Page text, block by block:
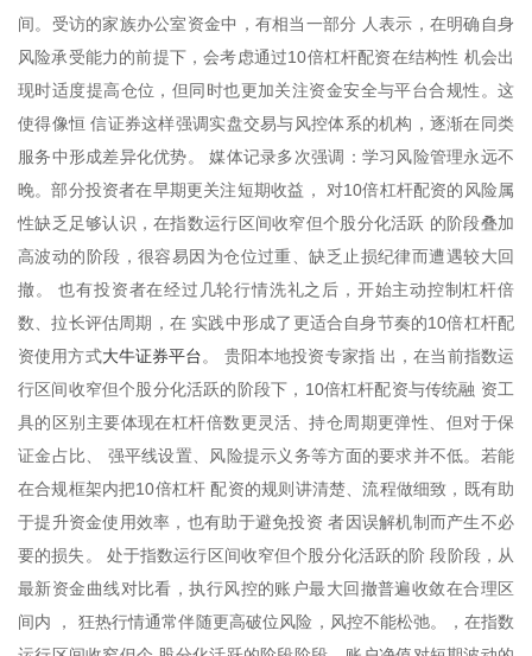
间。受访的家族办公室资金中，有相当一部分 人表示，在明确自身
风险承受能力的前提下，会考虑通过10倍杠杆配资在结构性 机会出
现时适度提高仓位，但同时也更加关注资金安全与平台合规性。这
使得像恒 信证券这样强调实盘交易与风控体系的机构，逐渐在同类
服务中形成差异化优势。 媒体记录多次强调：学习风险管理永远不
晚。部分投资者在早期更关注短期收益， 对10倍杠杆配资的风险属
性缺乏足够认识，在指数运行区间收窄但个股分化活跃 的阶段叠加
高波动的阶段，很容易因为仓位过重、缺乏止损纪律而遭遇较大回
撤。 也有投资者在经过几轮行情洗礼之后，开始主动控制杠杆倍
数、拉长评估周期，在 实践中形成了更适合自身节奏的10倍杠杆配
资使用方式大牛证券平台。 贵阳本地投资专家指 出，在当前指数运
行区间收窄但个股分化活跃的阶段下，10倍杠杆配资与传统融 资工
具的区别主要体现在杠杆倍数更灵活、持仓周期更弹性、但对于保
证金占比、 强平线设置、风险提示义务等方面的要求并不低。若能
在合规框架内把10倍杠杆 配资的规则讲清楚、流程做细致，既有助
于提升资金使用效率，也有助于避免投资 者因误解机制而产生不必
要的损失。 处于指数运行区间收窄但个股分化活跃的阶 段阶段，从
最新资金曲线对比看，执行风控的账户最大回撤普遍收敛在合理区
间内 ， 狂热行情通常伴随更高破位风险，风控不能松弛。，在指数